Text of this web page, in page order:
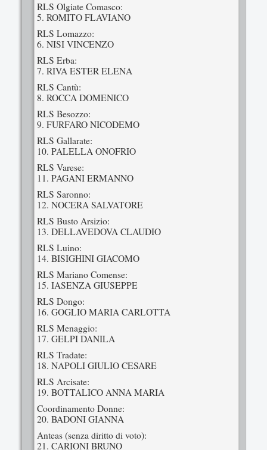
RLS Olgiate Comasco:
5. ROMITO FLAVIANO
RLS Lomazzo:
6. NISI VINCENZO
RLS Erba:
7. RIVA ESTER ELENA
RLS Cantù:
8. ROCCA DOMENICO
RLS Besozzo:
9. FURFARO NICODEMO
RLS Gallarate:
10. PALELLA ONOFRIO
RLS Varese:
11. PAGANI ERMANNO
RLS Saronno:
12. NOCERA SALVATORE
RLS Busto Arsizio:
13. DELLAVEDOVA CLAUDIO
RLS Luino:
14. BISIGHINI GIACOMO
RLS Mariano Comense:
15. IASENZA GIUSEPPE
RLS Dongo:
16. GOGLIO MARIA CARLOTTA
RLS Menaggio:
17. GELPI DANILA
RLS Tradate:
18. NAPOLI GIULIO CESARE
RLS Arcisate:
19. BOTTALICO ANNA MARIA
Coordinamento Donne:
20. BADONI GIANNA
Anteas (senza diritto di voto):
21. CARIONI BRUNO